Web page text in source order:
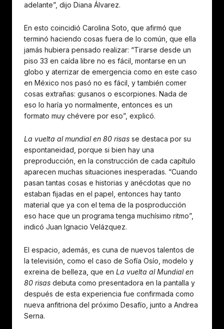
adelante”, dijo Diana Álvarez.
En esto coincidió Carolina Soto, que afirmó que
terminó haciendo cosas fuera de lo común, que ella
jamás hubiera pensado realizar: “Tirarse desde un
piso 33 en caída libre no es fácil, montarse en un
globo y aterrizar de emergencia como en este caso
en México nos pasó no es fácil, y también comer
cosas extrañas: gusanos o escorpiones. Nada de
eso lo haría yo normalmente, entonces es un
formato muy chévere por eso”, explicó.
La vuelta al mundial en 80 risas se destaca por su
espontaneidad, porque si bien hay una
preproducción, en la construcción de cada capítulo
aparecen muchas situaciones inesperadas. “Cuando
pasan tantas cosas e historias y anécdotas que no
estaban fijadas en el papel, entonces hay tanto
material que ya con el tema de la posproducción
eso hace que un programa tenga muchísimo ritmo”,
indicó Juan Ignacio Velázquez.
El espacio, además, es cuna de nuevos talentos de
la televisión, como el caso de Sofía Osío, modelo y
exreina de belleza, que en La vuelta al Mundial en
80 risas debuta como presentadora en la pantalla y
después de esta experiencia fue confirmada como
nueva anfitriona del próximo Desafío, junto a Andrea
Serna.